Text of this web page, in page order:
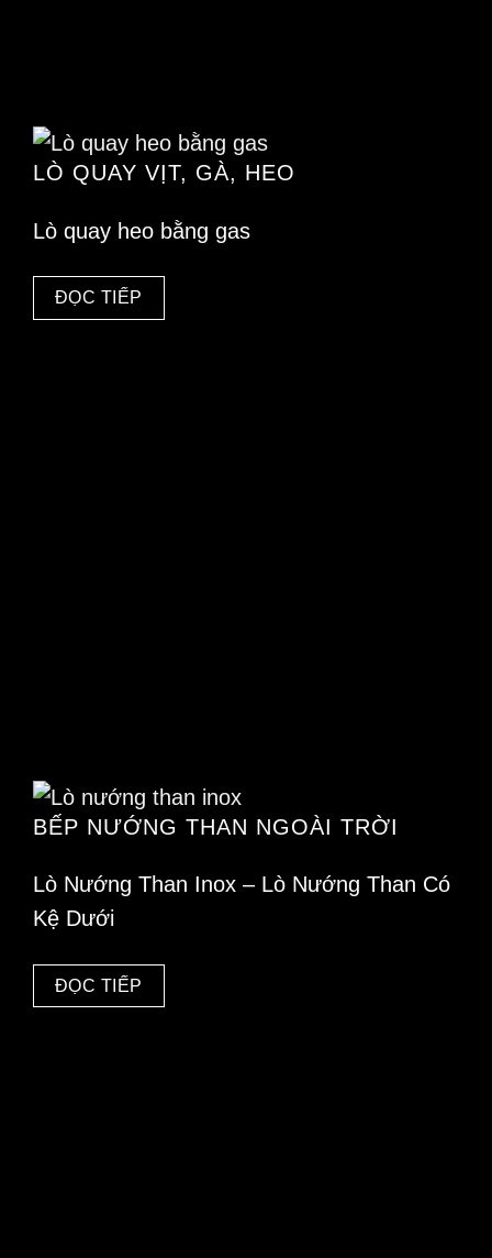
LÒ QUAY VỊT, GÀ, HEO
Lò quay heo bằng gas
ĐỌC TIẾP
BẾP NƯỚNG THAN NGOÀI TRỜI
Lò Nướng Than Inox – Lò Nướng Than Có
Kệ Dưới
ĐỌC TIẾP